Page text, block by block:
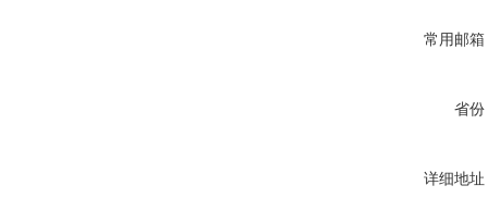
常用邮箱
省份
详细地址